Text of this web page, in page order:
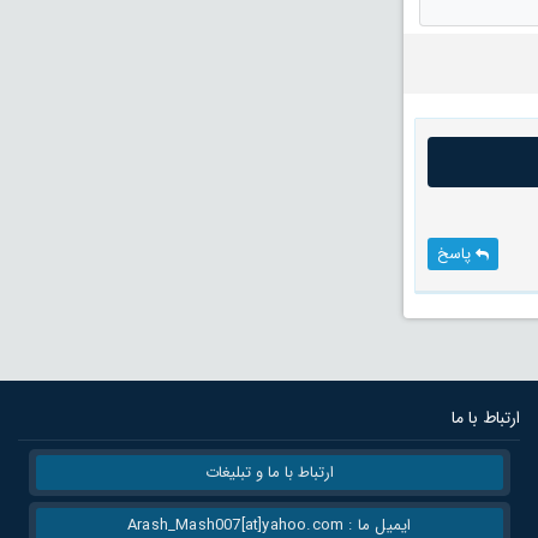
پاسخ
ارتباط با ما
ارتباط با ما و تبلیغات
ایمیل ما : Arash_Mash007[at]yahoo.com